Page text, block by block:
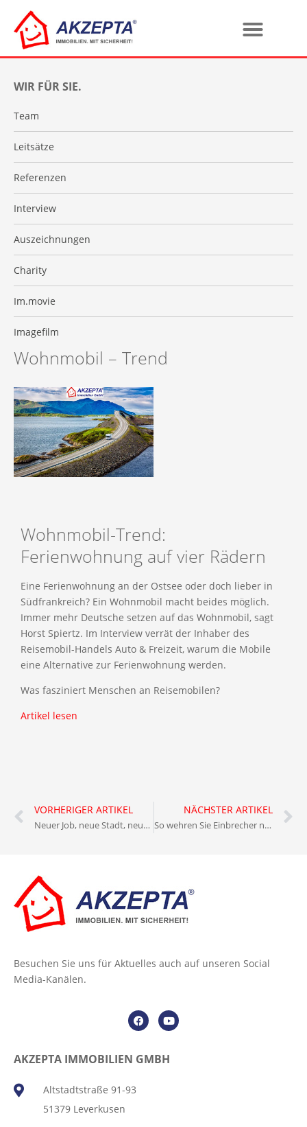
WIR FÜR SIE.
Team
Leitsätze
Referenzen
Interview
Auszeichnungen
Charity
Im.movie
Imagefilm
Wohnmobil – Trend
Wohnmobil-Trend:
Ferienwohnung auf vier Rädern
Eine Ferienwohnung an der Ostsee oder doch lieber in
Südfrankreich? Ein Wohnmobil macht beides möglich.
Immer mehr Deutsche setzen auf das Wohnmobil, sagt
Horst Spiertz. Im Interview verrät der Inhaber des
Reisemobil-Handels Auto & Freizeit, warum die Mobile
eine Alternative zur Ferienwohnung werden.
Was fasziniert Menschen an Reisemobilen?
Artikel lesen
VORHERIGER ARTIKEL
Neuer Job, neue Stadt, neues Haus?
NÄCHSTER ARTIKEL
So wehren Sie Einbrecher noch vor der Tat ab
Besuchen Sie uns für Aktuelles auch auf unseren Social
Media-Kanälen.
AKZEPTA IMMOBILIEN GMBH
Altstadtstraße 91-93
51379 Leverkusen